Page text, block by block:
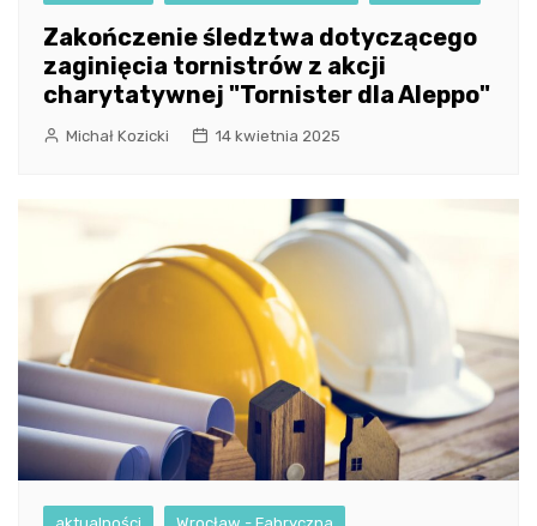
Zakończenie śledztwa dotyczącego
zaginięcia tornistrów z akcji
charytatywnej "Tornister dla Aleppo"
Michał Kozicki 14 kwietnia 2025